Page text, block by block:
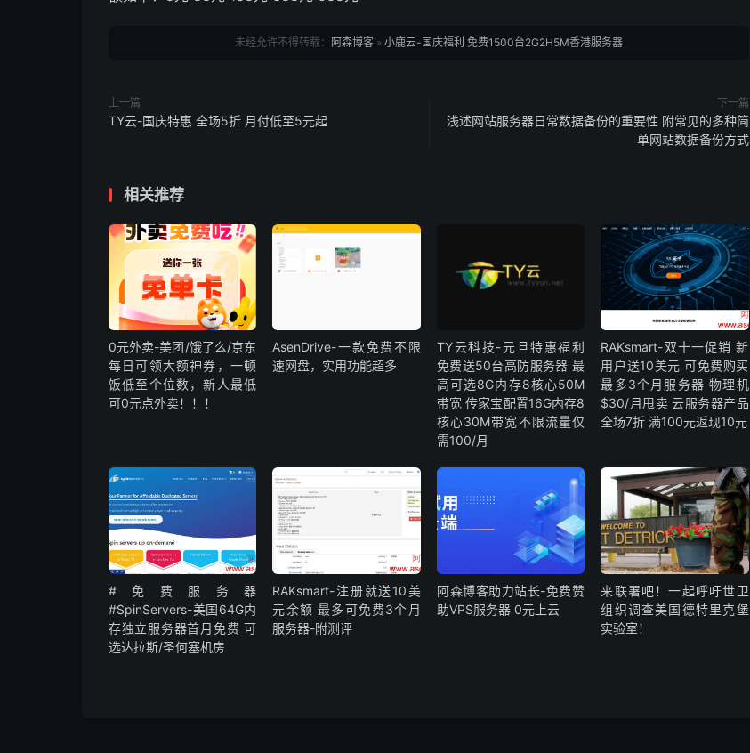
未经允许不得转载： 阿森博客 » 小鹿云-国庆福利 免费1500台2G2H5M香港服务器
上一篇
TY云-国庆特惠 全场5折 月付低至5元起
下一篇
浅述网站服务器日常数据备份的重要性 附常见的多种简
单网站数据备份方式
相关推荐
0元外卖-美团/饿了么/京东
每日可领大额神券，一顿
饭低至个位数，新人最低
可0元点外卖！！！
AsenDrive-一款免费不限
速网盘，实用功能超多
TY云科技-元旦特惠福利
免费送50台高防服务器 最
高可选8G内存8核心50M
带宽 传家宝配置16G内存8
核心30M带宽不限流量仅
需100/月
RAKsmart-双十一促销 新
用户送10美元 可免费购买
最多3个月服务器 物理机
$30/月甩卖 云服务器产品
全场7折 满100元返现10元
#免费服务器
#SpinServers-美国64G内
存独立服务器首月免费 可
选达拉斯/圣何塞机房
RAKsmart-注册就送10美
元余额 最多可免费3个月
服务器-附测评
阿森博客助力站长-免费赞
助VPS服务器 0元上云
来联署吧！一起呼吁世卫
组织调查美国德特里克堡
实验室！